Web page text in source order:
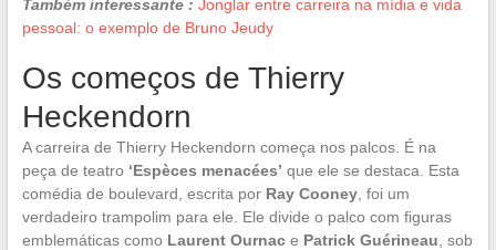
Também interessante : Jonglar entre carreira na mídia e vida
pessoal: o exemplo de Bruno Jeudy
Os começos de Thierry
Heckendorn
A carreira de Thierry Heckendorn começa nos palcos. É na
peça de teatro ‘Espèces menacées’ que ele se destaca. Esta
comédia de boulevard, escrita por Ray Cooney, foi um
verdadeiro trampolim para ele. Ele divide o palco com figuras
emblemáticas como Laurent Ournace Patrick Guérineau , sob